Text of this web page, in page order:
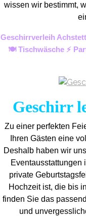
wissen wir bestimmt,
Geschirrverleih
🍽️ Tischwäsche ⚡
Geschirr
Zu einer perfekten
Ihren Gästen eine
Deshalb haben wir
Eventausstattungen
private
Hochzeit ist, die bis
finden Sie das
und unvergess